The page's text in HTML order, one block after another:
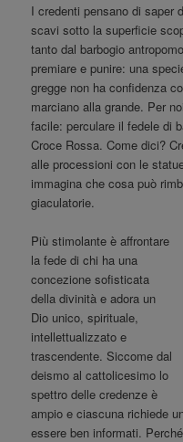
I credenti pensano di saper
scavi sotto la superficie
tanto dal barbogio
premiare e punire: una
gregge non ha confidenza
marciano alla grande. Per
facile: perculare il fedele di
Croce Rossa. Come dici?
alle processioni con le
immagina che cosa può
giaculatorie.
Più stimolante è affrontare
la fede di chi ha una
concezione sofisticata
della divinità e adora un
Dio unico, spirituale,
intellettualizzato e
trascendente. Siccome dal
deismo al cattolicesimo lo
spettro delle credenze è
ampio e ciascuna richiede
essere ben informati.